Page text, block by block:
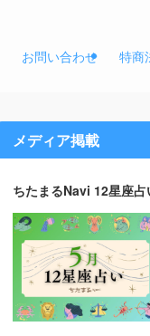
お問い合わせ 特商
メディア掲載
ちたまるNavi 12星座占